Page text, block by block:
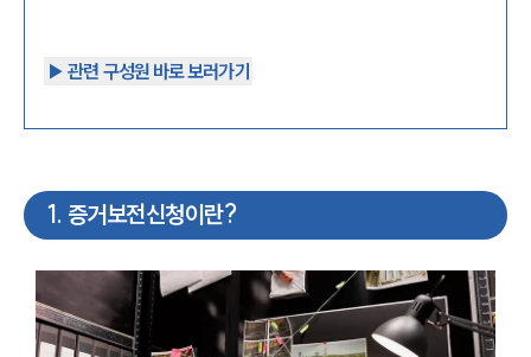
▶︎ 관련 구성원 바로 보러가기
1 . 증거보전신청이란?